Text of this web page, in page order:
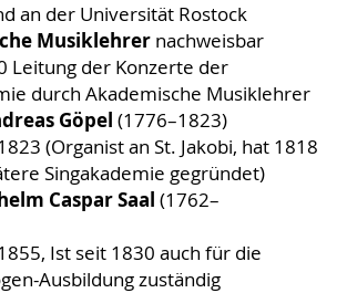
an der Universität Rostock
Musiklehrernachweisbar
Leitung der Konzerte der
durch Akademische Musiklehrer
Göpel (1776–1823)
(Organist an St. Jakobi, hat 1818
Singakademie gegründet)
Caspar Saal (1762–
Ist seit 1830 auch für die
Ausbildung zuständig